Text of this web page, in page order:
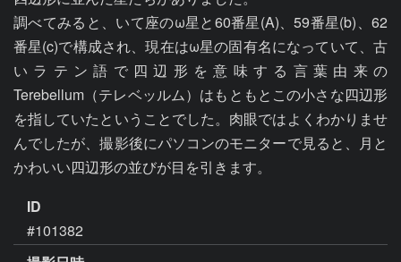
調べてみると、いて座のω星と60番星(A)、59番星(b)、62
番星(c)で構成され、現在はω星の固有名になっていて、古
いラテン語で四辺形を意味する言葉由来の
Terebellum（テレベッルム）はもともとこの小さな四辺形
を指していたということでした。肉眼ではよくわかりませ
んでしたが、撮影後にパソコンのモニターで見ると、月と
かわいい四辺形の並びが目を引きます。
ID
#101382